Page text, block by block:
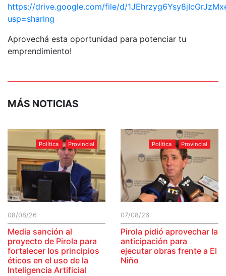
https://drive.google.com/file/d/
usp=sharing
Aprovechá esta oportunidad para potenciar tu
emprendimiento!
MÁS NOTICIAS
Política Provincial
08/08/26
Media sanción al
proyecto de Pirola para
fortalecer los principios
éticos en el uso de la
Inteligencia Artificial
Política Provincial
07/08/26
Pirola pidió aprovechar la
anticipación para
ejecutar obras frente a El
Niño